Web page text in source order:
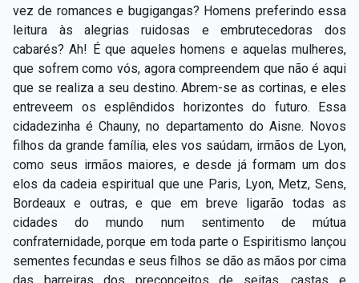
vez de romances e bugigangas? Homens preferindo essa
leitura às alegrias ruidosas e embrutecedoras dos
cabarés? Ah! É que aqueles homens e aquelas mulheres,
que sofrem como vós, agora compreendem que não é aqui
que se realiza a seu destino. Abrem-se as cortinas, e eles
entreveem os esplêndidos horizontes do futuro. Essa
cidadezinha é Chauny, no departamento do Aisne. Novos
filhos da grande família, eles vos saúdam, irmãos de Lyon,
como seus irmãos maiores, e desde já formam um dos
elos da cadeia espiritual que une Paris, Lyon, Metz, Sens,
Bordeaux e outras, e que em breve ligarão todas as
cidades do mundo num sentimento de mútua
confraternidade, porque em toda parte o Espiritismo lançou
sementes fecundas e seus filhos se dão as mãos por cima